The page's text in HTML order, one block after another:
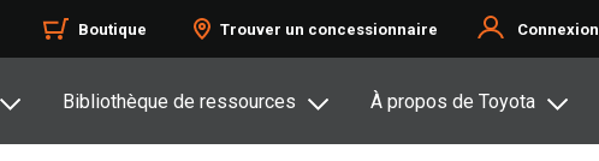
Boutique Trouver un concessionnaire Connexion
Bibliothèque de ressources À propos de Toyota